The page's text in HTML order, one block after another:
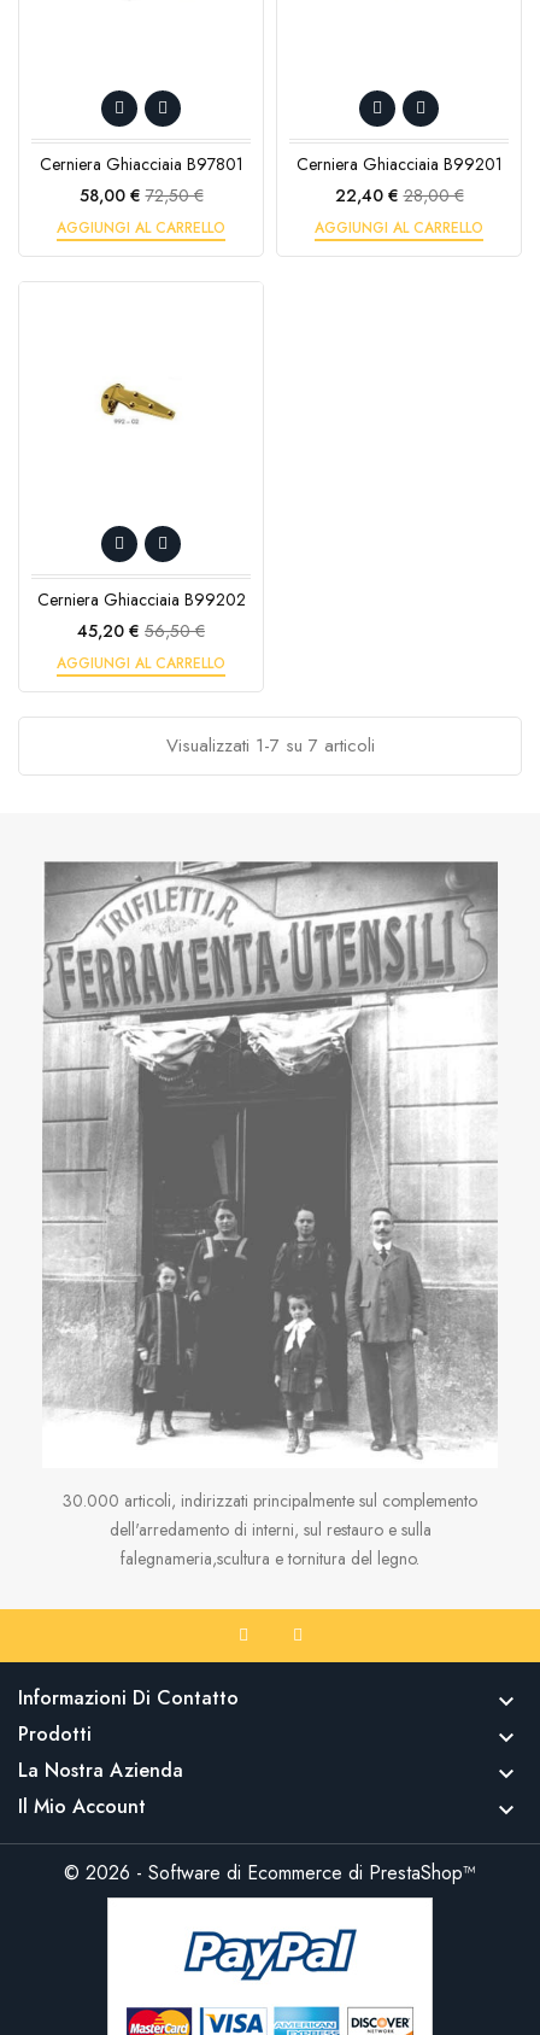
Cerniera Ghiacciaia B97801
Prezzo
58,00 € Prezzo
base
72,50 €
AGGIUNGI AL CARRELLO
Cerniera Ghiacciaia B99201
Prezzo
22,40 € Prezzo
base
28,00 €
AGGIUNGI AL CARRELLO
Cerniera Ghiacciaia B99202
Prezzo
45,20 € Prezzo
base
56,50 €
AGGIUNGI AL CARRELLO
Visualizzati 1-7 su 7 articoli
30.000 articoli, indirizzati principalmente sul complemento
dell'arredamento di interni, sul restauro e sulla
falegnameria,scultura e tornitura del legno.
Informazioni Di Contatto 
Prodotti 
La Nostra Azienda 
Il Mio Account 
© 2026 - Software di Ecommerce di PrestaShop™